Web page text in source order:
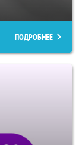
ПОДРОБНЕЕ